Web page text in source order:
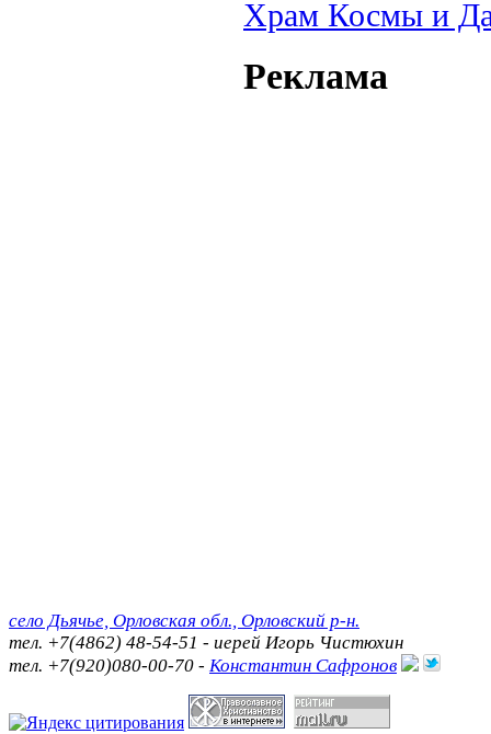
Храм Космы и
Реклама
село Дьячье, Орловская обл., Орловский р-н.
тел. +7(4862) 48-54-51 - иерей Игорь Чистюхин
тел. +7(920)080-00-70 - Константин Сафронов